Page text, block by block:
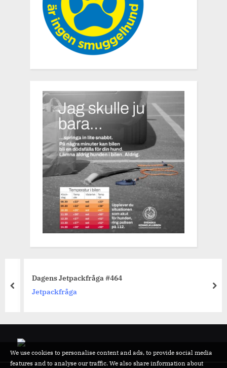
Dagens Jetpackfråga #464
Jetpackfråga
prev
We use cookies to personalise content and ads, to provide social media
features and to analyse our traffic. We also share information about